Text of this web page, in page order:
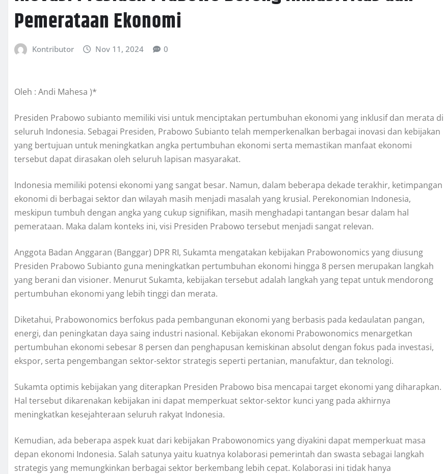
Pemerataan Ekonomi
Kontributor Nov 11, 2024 0
Oleh : Andi Mahesa )*
Presiden Prabowo subianto memiliki visi untuk menciptakan pertumbuhan ekonomi yang inklusif dan merata di
seluruh Indonesia. Sebagai Presiden, Prabowo Subianto telah memperkenalkan berbagai inovasi dan kebijakan
yang bertujuan untuk meningkatkan angka pertumbuhan ekonomi serta memastikan manfaat ekonomi
tersebut dapat dirasakan oleh seluruh lapisan masyarakat.
Indonesia memiliki potensi ekonomi yang sangat besar. Namun, dalam beberapa dekade terakhir, ketimpangan
ekonomi di berbagai sektor dan wilayah masih menjadi masalah yang krusial. Perekonomian Indonesia,
meskipun tumbuh dengan angka yang cukup signifikan, masih menghadapi tantangan besar dalam hal
pemerataan. Maka dalam konteks ini, visi Presiden Prabowo tersebut menjadi sangat relevan.
Anggota Badan Anggaran (Banggar) DPR RI, Sukamta mengatakan kebijakan Prabowonomics yang diusung
Presiden Prabowo Subianto guna meningkatkan pertumbuhan ekonomi hingga 8 persen merupakan langkah
yang berani dan visioner. Menurut Sukamta, kebijakan tersebut adalah langkah yang tepat untuk mendorong
pertumbuhan ekonomi yang lebih tinggi dan merata.
Diketahui, Prabowonomics berfokus pada pembangunan ekonomi yang berbasis pada kedaulatan pangan,
energi, dan peningkatan daya saing industri nasional. Kebijakan ekonomi Prabowonomics menargetkan
pertumbuhan ekonomi sebesar 8 persen dan penghapusan kemiskinan absolut dengan fokus pada investasi,
ekspor, serta pengembangan sektor-sektor strategis seperti pertanian, manufaktur, dan teknologi.
Sukamta optimis kebijakan yang diterapkan Presiden Prabowo bisa mencapai target ekonomi yang diharapkan.
Hal tersebut dikarenakan kebijakan ini dapat memperkuat sektor-sektor kunci yang pada akhirnya
meningkatkan kesejahteraan seluruh rakyat Indonesia.
Kemudian, ada beberapa aspek kuat dari kebijakan Prabowonomics yang diyakini dapat memperkuat masa
depan ekonomi Indonesia. Salah satunya yaitu kuatnya kolaborasi pemerintah dan swasta sebagai langkah
strategis yang memungkinkan berbagai sektor berkembang lebih cepat. Kolaborasi ini tidak hanya